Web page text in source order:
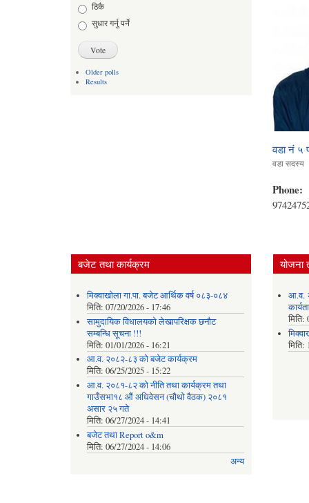
ठिकै
सुधार गर्नु पर्ने
Older polls
Results
वडा नं ५
वडा सदस्य
Phone:
बजेट तथा कार्यक्रम
मिक्वाखोला गा.पा. बजेट आर्थिक वर्ष ०८३-०८४
मिति: 07/20/2026 - 17:46
सामुदायिक विधालयको लेखापरिक्षक छनौट
सम्बन्धि सूचना !!!
मिति: 01/01/2026 - 16:21
आ.व. २०८२-८३ को बजेट कार्यक्रम
मिति: 06/25/2025 - 15:22
आ.व. २०८१-८२ को नीति तथा कार्यक्रम तथा
गाउँसभा१८ औं अधिवेसन (चौथो वैठक) २०८१
असार २५ गते
मिति: 06/27/2024 - 14:41
बजेट तथा Report o&m
मिति: 06/27/2024 - 14:06
अन्य
योजना
आ.व.
मिति:
मिति: